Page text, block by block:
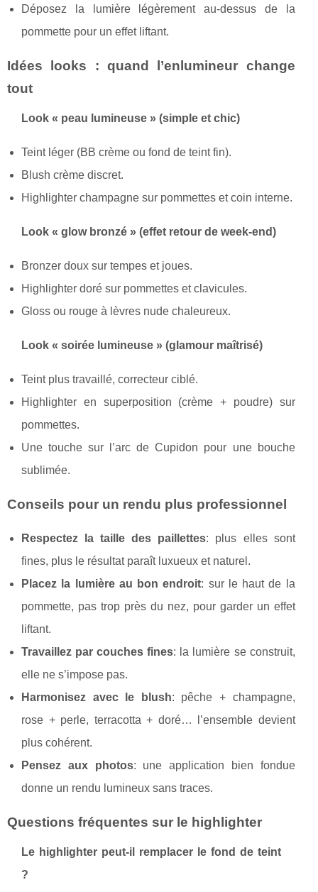
Déposez la lumière légèrement au-dessus de la
pommette pour un effet liftant.
Idées looks : quand l’enlumineur change
tout
Look « peau lumineuse » (simple et chic)
Teint léger (BB crème ou fond de teint fin).
Blush crème discret.
Highlighter champagne sur pommettes et coin interne.
Look « glow bronzé » (effet retour de week-end)
Bronzer doux sur tempes et joues.
Highlighter doré sur pommettes et clavicules.
Gloss ou rouge à lèvres nude chaleureux.
Look « soirée lumineuse » (glamour maîtrisé)
Teint plus travaillé, correcteur ciblé.
Highlighter en superposition (crème + poudre) sur
pommettes.
Une touche sur l’arc de Cupidon pour une bouche
sublimée.
Conseils pour un rendu plus professionnel
Respectez la taille des paillettes: plus elles sont
fines, plus le résultat paraît luxueux et naturel.
Placez la lumière au bon endroit: sur le haut de la
pommette, pas trop près du nez, pour garder un effet
liftant.
Travaillez par couches fines: la lumière se construit,
elle ne s’impose pas.
Harmonisez avec le blush: pêche + champagne,
rose + perle, terracotta + doré… l’ensemble devient
plus cohérent.
Pensez aux photos: une application bien fondue
donne un rendu lumineux sans traces.
Questions fréquentes sur le highlighter
Le highlighter peut-il remplacer le fond de teint
?